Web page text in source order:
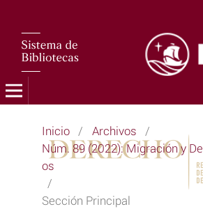
Inicio / Archivos /
Núm. 89 (2022): Migración y
os
/
Sección Principal